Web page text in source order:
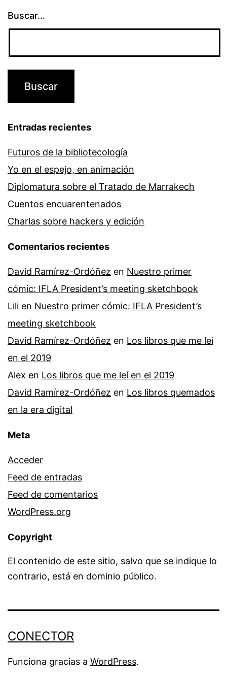
Buscar...
Entradas recientes
Futuros de la bibliotecología
Yo en el espejo, en animación
Diplomatura sobre el Tratado de Marrakech
Cuentos encuarentenados
Charlas sobre hackers y edición
Comentarios recientes
David Ramírez-Ordóñez en Nuestro primer
cómic: IFLA President’s meeting sketchbook
Lili en Nuestro primer cómic: IFLA President’s
meeting sketchbook
David Ramírez-Ordóñez en Los libros que me leí
en el 2019
Alex en Los libros que me leí en el 2019
David Ramírez-Ordóñez en Los libros quemados
en la era digital
Meta
Acceder
Feed de entradas
Feed de comentarios
WordPress.org
Copyright
El contenido de este sitio, salvo que se indique lo
contrario, está en dominio público.
CONECTOR
Funciona gracias a WordPress.